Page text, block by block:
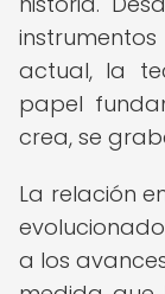
actual, la
papel
crea, se
La relación
a los